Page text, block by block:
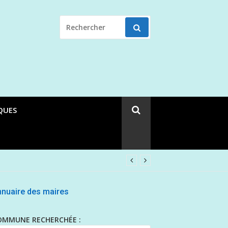
POUR
:
des maires
RECHERCHÉE :